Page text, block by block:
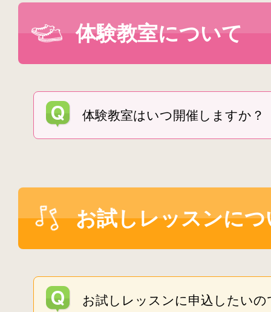
体験教室について
体験教室はいつ開催しますか？
お試しレッスンにつ
お試しレッスンに申込したい